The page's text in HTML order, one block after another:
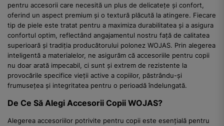
pentru accesorii care necesită un plus de delicatețe și confort,
oferind un aspect premium și o textură plăcută la atingere. Fiecare
tip de piele este tratat pentru a maximiza durabilitatea și a asigura
confortul optim, reflectând angajamentul nostru față de calitatea
superioară și tradiția producătorului polonez WOJAS. Prin alegerea
inteligentă a materialelor, ne asigurăm că accesoriile pentru copii
nu doar arată impecabil, ci sunt și extrem de rezistente la
provocările specifice vieții active a copiilor, păstrându-și
frumusețea și integritatea pentru o perioadă îndelungată.
De Ce Să Alegi Accesorii Copii WOJAS?
Alegerea accesoriilor potrivite pentru copii este esențială pentru